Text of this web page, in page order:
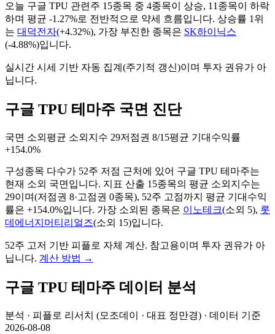
오늘 구글 TPU 관련주 15종목 중 4종목이 상승, 11 종목이 하락
하며 평균 -1.27%로 전반적으로 약세 흐름입니다. 상승률 1위
는 대덕전자(+4.32%), 가장 부진한 종목은 SK하이닉스
(-4.88%)입니다.
실시간 시세 기반 자동 집계(주기적 갱신)이며 투자 권유가 아
닙니다.
구글 TPU 테마주 국면 진단
국면 소외 평균 소외지수 29저점권 8/15평균 기대수익률
+154.0%
구성종목 다수가 52주 저점 근처에 있어 구글 TPU 테마주는
현재 소외 국면입니다. 지표 산출 15종목의 평균 소외지수는
29이며(저점권 8·고점권 0종목), 52주 고점까지 평균 기대수익
률은 +154.0%입니다. 가장 소외된 종목은 이노테크(소외 5), 롯
데에너지머티리얼즈(소외 15)입니다.
52주 고저 기반 피플로 자체 계산. 참고용이며 투자 권유가 아
닙니다. 계산 방법 →
구글 TPU 테마주 데이터 분석
분석 · 피플로 리서치 (모조데이 · 대표 정만경) · 데이터 기준
2026-08-08